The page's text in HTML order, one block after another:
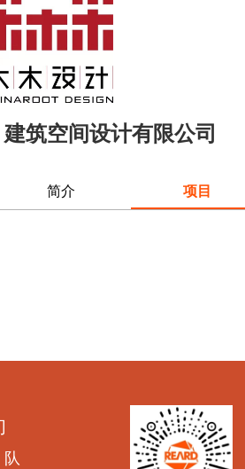
筑空间设计有限公司
简介 项目